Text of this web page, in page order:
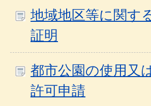
地域地区等に関す
証明
都市公園の使用又
許可申請